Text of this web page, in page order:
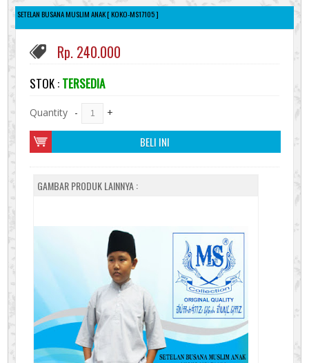
SETELAN BUSANA MUSLIM ANAK [ KOKO-MS17105 ]
Rp. 240.000
STOK : TERSEDIA
Quantity - +
BELI INI
GAMBAR PRODUK LAINNYA :